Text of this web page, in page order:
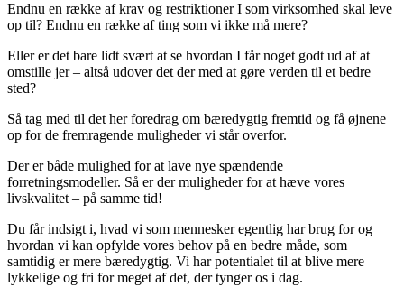
Endnu en række af krav og restriktioner I som virksomhed skal leve
op til? Endnu en række af ting som vi ikke må mere?
Eller er det bare lidt svært at se hvordan I får noget godt ud af at
omstille jer – altså udover det der med at gøre verden til et bedre
sted?
Så tag med til det her foredrag om bæredygtig fremtid og få øjnene
op for de fremragende muligheder vi står overfor.
Der er både mulighed for at lave nye spændende
forretningsmodeller. Så er der muligheder for at hæve vores
livskvalitet – på samme tid!
Du får indsigt i, hvad vi som mennesker egentlig har brug for og
hvordan vi kan opfylde vores behov på en bedre måde, som
samtidig er mere bæredygtig. Vi har potentialet til at blive mere
lykkelige og fri for meget af det, der tynger os i dag.